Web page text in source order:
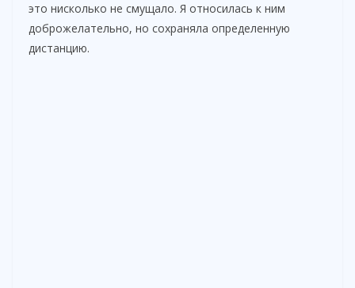
это нисколько не смущало. Я относилась к ним
доброжелательно, но сохраняла определенную
дистанцию.